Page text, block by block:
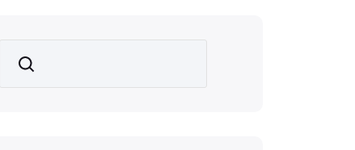
Search